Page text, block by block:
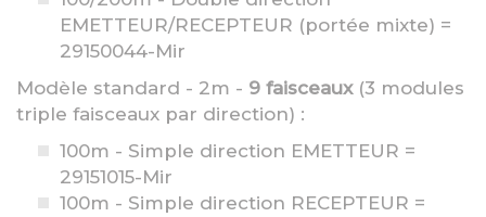
EMETTEUR/RECEPTEUR (portée mixte) =
29150044-Mir
Modèle standard - 2m - 9 faisceaux(3 modules
triple faisceaux par direction) :
100m - Simple direction EMETTEUR =
29151015-Mir
100m - Simple direction RECEPTEUR =